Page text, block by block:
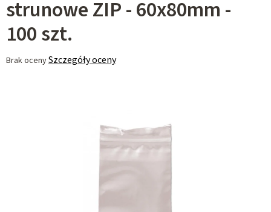
strunowe ZIP - 60x80mm -
100 szt.
Średnia
Brak ocenySzczegóły oceny